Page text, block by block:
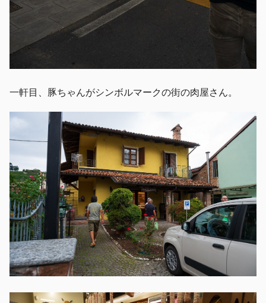
一軒目、豚ちゃんがシンボルマークの街の肉屋さん。